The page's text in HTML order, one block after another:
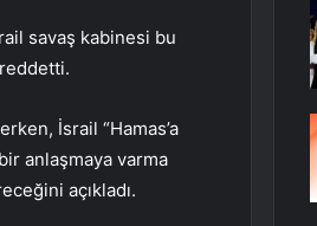
savaş kabinesi bu
İsrail “Hamas’a
anlaşmaya varma
açıkladı.